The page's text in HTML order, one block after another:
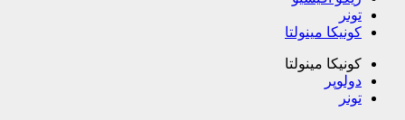
تونر
کونیکا مینولتا
کونیکا مینولتا
دولوپر
تونر